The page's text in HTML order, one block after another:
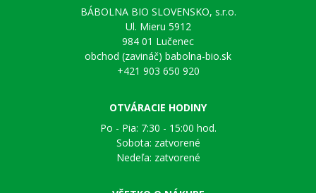
BÁBOLNA BIO SLOVENSKO, s.r.o.
Ul. Mieru 5912
984 01 Lučenec
obchod (zavináč) babolna-bio.sk
+421 903 650 920
OTVÁRACIE HODINY
Po - Pia: 7:30 - 15:00 hod.
Sobota: zatvorené
Nedeľa: zatvorené